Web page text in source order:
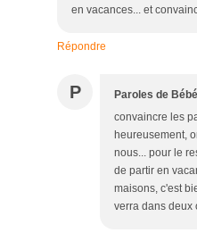
en vacances... et
Répondre
P Paroles de Bébé
convaincre les
heureusement,
nous... pour le
de partir en
maisons, c'est
verra dans deux